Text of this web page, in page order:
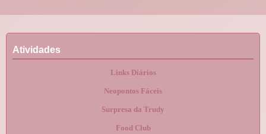
Atividades
Links Diários
Neopontos Fáceis
Surpresa da Trudy
Food Club